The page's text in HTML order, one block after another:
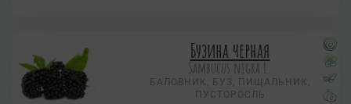
Бузина черная
Sambucus nigra L.
БАЛОВНИК, БУЗ, ПИЩАЛЬНИК,
ПУСТОРОСЛЬ